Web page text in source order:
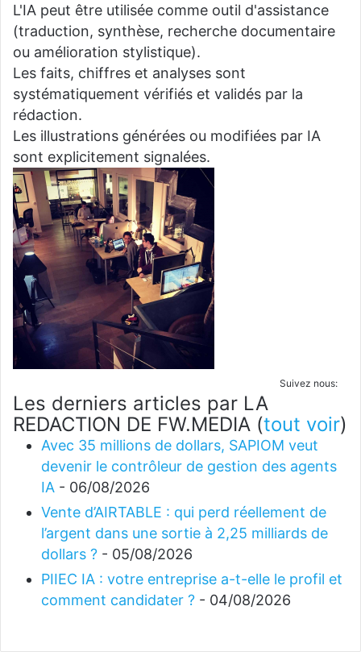
L'IA peut être utilisée comme outil d'assistance
(traduction, synthèse, recherche documentaire
ou amélioration stylistique).
Les faits, chiffres et analyses sont
systématiquement vérifiés et validés par la
rédaction.
Les illustrations générées ou modifiées par IA
sont explicitement signalées.
Suivez nous:
Les derniers articles par LA
REDACTION DE FW.MEDIA (tout voir)
Avec 35 millions de dollars, SAPIOM veut
devenir le contrôleur de gestion des agents
IA - 06/08/2026
Vente d’AIRTABLE : qui perd réellement de
l’argent dans une sortie à 2,25 milliards de
dollars ? - 05/08/2026
PIIEC IA : votre entreprise a-t-elle le profil et
comment candidater ? - 04/08/2026